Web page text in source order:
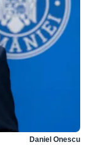
Daniel Onescu